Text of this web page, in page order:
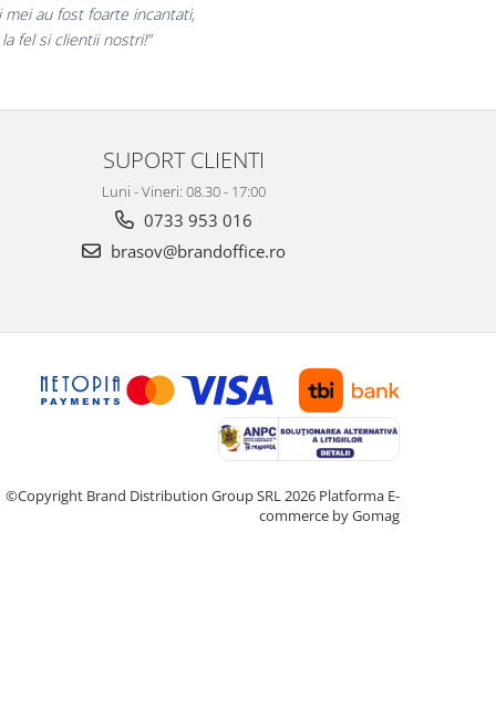
multumiti pentru produsele plasate
si finalizate cu succes la timp."
SUPORT CLIENTI
Luni - Vineri: 08.30 - 17:00
0733 953 016
brasov@brandoffice.ro
©Copyright Brand Distribution Group SRL 2026 Platforma E-
commerce by Gomag